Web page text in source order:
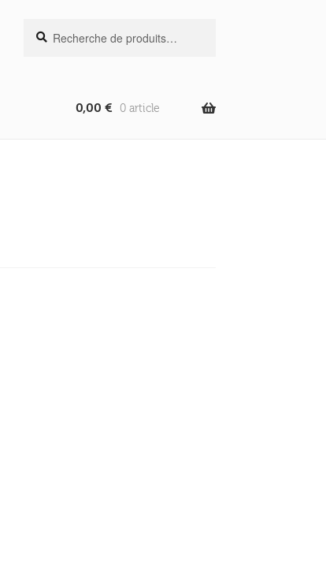
pour :
Recherche
0,00 € 0 article